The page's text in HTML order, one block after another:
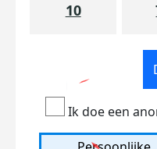
10
Ik doe een